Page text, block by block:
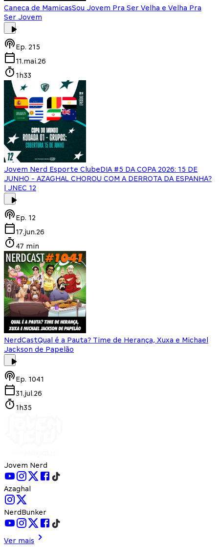
Caneca de MamicasSou Jovem Pra Ser Velha e Velha Pra
Ser Jovem
Ep. 215
11.mai.26
1h33
Jovem Nerd Esporte ClubeDIA #5 DA COPA 2026: 15 DE
JUNHO - AZAGHAL CHOROU COM A DERROTA DA ESPANHA?
| JNEC 12
Ep. 12
17.jun.26
47 min
NerdCastQual é a Pauta? Time de Herança, Xuxa e Michael
Jackson de Papelão
Ep. 1041
31.jul.26
1h35
Jovem Nerd
Azaghal
NerdBunker
Ver mais